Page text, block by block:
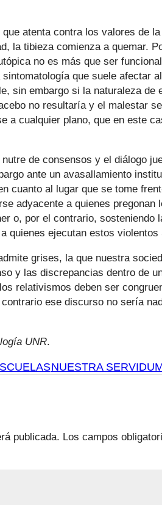
contra los valores de la
la tibieza comienza a quemar.
no es más que ser
que suele afectar
sin embargo si la naturaleza de
no resultaría y el malestar
a cualquier plano, que en este
de consensos y el diálogo
ante un avasallamiento
cuanto al lugar que se tome
adyacente a quienes pregonan
o, por el contrario, sosteniendo
quienes ejecutan estos violentos
grises, la que nuestra
y las discrepancias dentro de
relativismos deben ser
ese discurso no sería
UNR.
NUESTRA
publicada. Los campos